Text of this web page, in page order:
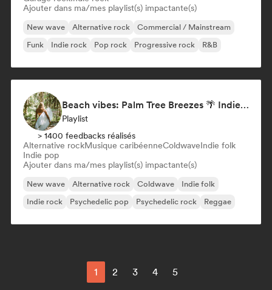
Ajouter dans ma/mes playlist(s) impactante(s)
New wave Alternative rock
Commercial / Mainstream
Funk
Indie rock Pop rock Progressive rock R&B
Beach vibes: Palm Tree Breezes 🌴 Indie Folk, Acoustic & Singer-Songwriter
Playlist
> 1400 feedbacks réalisés
Alternative rockMusique caribéenneColdwaveIndie folk
Indie pop
Ajouter dans ma/mes playlist(s) impactante(s)
New wave Alternative rock Coldwave
Indie folk
Indie rock
Psychedelic pop Psychedelic rock Reggae
1 2 3 4 5